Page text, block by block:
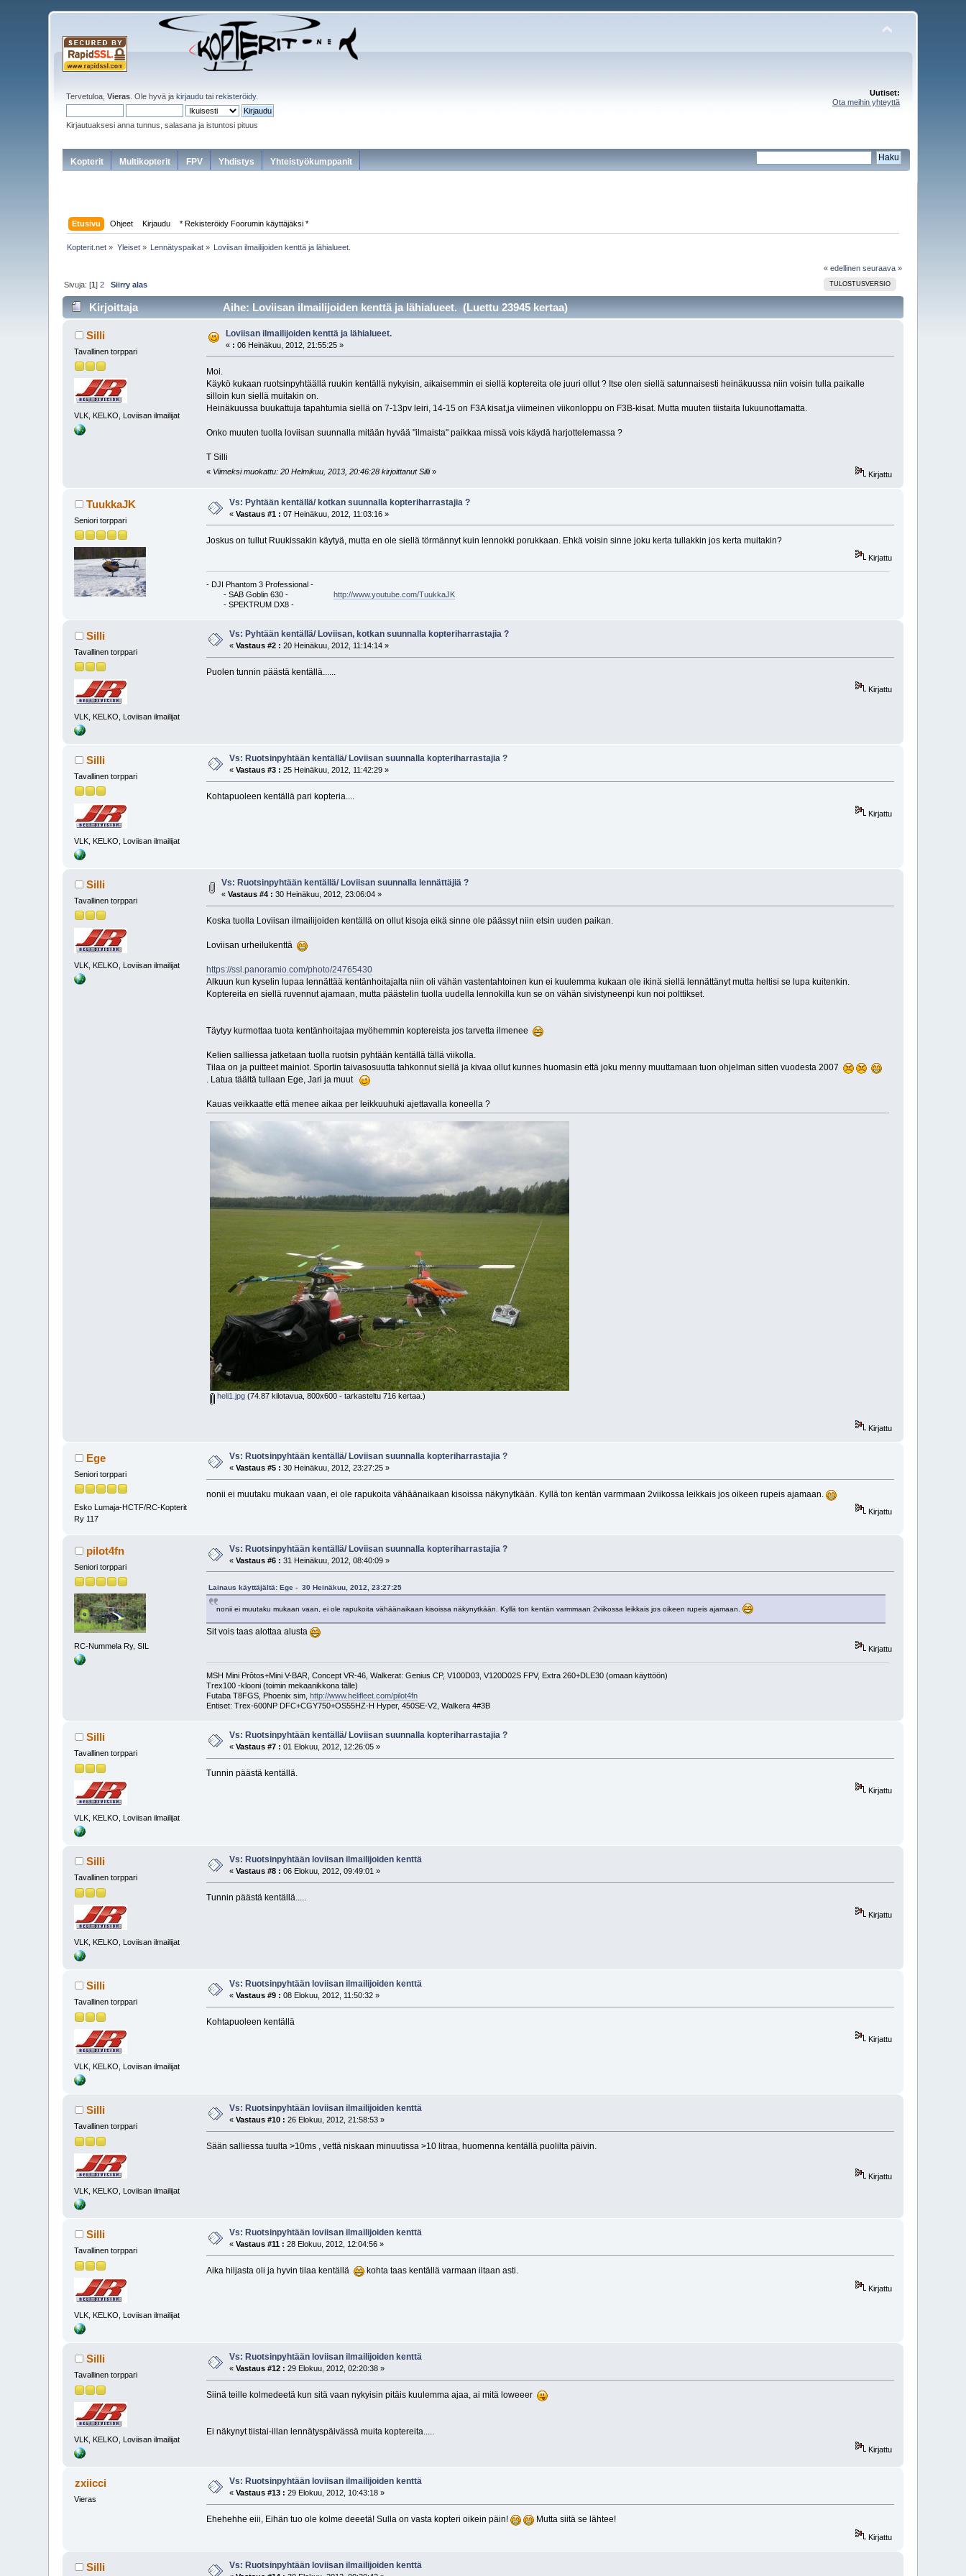
Tervetuloa,Vieras . Ole hyvä jakirjaudu tairekisteröidy.
Kirjautuaksesi anna tunnus, salasana ja istuntosi pituus
Uutiset:
Ota meihin yhteyttä
Kopterit Multikopterit FPV Yhdistys Yhteistyökumppanit
Etusivu Ohjeet Kirjaudu * Rekisteröidy Foorumin käyttäjäksi *
Kopterit.net » Yleiset» Lennätyspaikat » Loviisan ilmailijoiden kenttä ja lähialueet.
« edellinen seuraava »
TULOSTUSVERSIO
Sivuja: [1]2 Siirry alas
Kirjoittaja Aihe: Loviisan ilmailijoiden kenttä ja lähialueet. (Luettu 23945 kertaa)
Silli
Tavallinen torppari
VLK, KELKO, Loviisan ilmailijat
Loviisan ilmailijoiden kenttä ja lähialueet.
« : 06 Heinäkuu, 2012, 21:55:25 »
Moi.
Käykö kukaan ruotsinpyhtäällä ruukin kentällä nykyisin, aikaisemmin ei siellä koptereita ole juuri ollut ? Itse olen siellä satunnaisesti heinäkuussa niin voisin tulla paikalle
silloin kun siellä muitakin on.
Heinäkuussa buukattuja tapahtumia siellä on 7-13pv leiri, 14-15 on F3A kisat,ja viimeinen viikonloppu on F3B-kisat. Mutta muuten tiistaita lukuunottamatta.
Onko muuten tuolla loviisan suunnalla mitään hyvää "ilmaista" paikkaa missä vois käydä harjottelemassa ?
T Silli
« Viimeksi muokattu: 20 Helmikuu, 2013, 20:46:28 kirjoittanut Silli» Kirjattu
TuukkaJK
Seniori torppari
Vs: Pyhtään kentällä/ kotkan suunnalla kopteriharrastajia ?
«Vastaus #1 : 07 Heinäkuu, 2012, 11:03:16 »
Joskus on tullut Ruukissakin käytyä, mutta en ole siellä törmännyt kuin lennokki porukkaan. Ehkä voisin sinne joku kerta tullakkin jos kerta muitakin?
Kirjattu
- DJI Phantom 3 Professional -
- SAB Goblin 630 - http://www.youtube.com/TuukkaJK
- SPEKTRUM DX8 -
Silli
Tavallinen torppari
VLK, KELKO, Loviisan ilmailijat
Vs: Pyhtään kentällä/ Loviisan, kotkan suunnalla kopteriharrastajia ?
«Vastaus #2 : 20 Heinäkuu, 2012, 11:14:14 »
Puolen tunnin päästä kentällä......
Kirjattu
Silli
Tavallinen torppari
VLK, KELKO, Loviisan ilmailijat
Vs: Ruotsinpyhtään kentällä/ Loviisan suunnalla kopteriharrastajia ?
«Vastaus #3 : 25 Heinäkuu, 2012, 11:42:29 »
Kohtapuoleen kentällä pari kopteria....
Kirjattu
Silli
Tavallinen torppari
VLK, KELKO, Loviisan ilmailijat
Vs: Ruotsinpyhtään kentällä/ Loviisan suunnalla lennättäjiä ?
«Vastaus #4 : 30 Heinäkuu, 2012, 23:06:04 »
Koska tuolla Loviisan ilmailijoiden kentällä on ollut kisoja eikä sinne ole päässyt niin etsin uuden paikan.
Loviisan urheilukenttä
https://ssl.panoramio.com/photo/24765430
Alkuun kun kyselin lupaa lennättää kentänhoitajalta niin oli vähän vastentahtoinen kun ei kuulemma kukaan ole ikinä siellä lennättänyt mutta heltisi se lupa kuitenkin.
Koptereita en siellä ruvennut ajamaan, mutta päästelin tuolla uudella lennokilla kun se on vähän sivistyneenpi kun noi polttikset.
Täytyy kurmottaa tuota kentänhoitajaa myöhemmin koptereista jos tarvetta ilmenee
Kelien salliessa jatketaan tuolla ruotsin pyhtään kentällä tällä viikolla.
Tilaa on ja puitteet mainiot. Sportin taivasosuutta tahkonnut siellä ja kivaa ollut kunnes huomasin että joku menny muuttamaan tuon ohjelman sitten vuodesta 2007
. Latua täältä tullaan Ege, Jari ja muut
Kauas veikkaatte että menee aikaa per leikkuuhuki ajettavalla koneella ?
heli1.jpg (74.87 kilotavua, 800x600 - tarkasteltu 716 kertaa.)
Kirjattu
Ege
Seniori torppari
Esko Lumaja-HCTF/RC-Kopterit
Ry 117
Vs: Ruotsinpyhtään kentällä/ Loviisan suunnalla kopteriharrastajia ?
«Vastaus #5 : 30 Heinäkuu, 2012, 23:27:25 »
nonii ei muutaku mukaan vaan, ei ole rapukoita vähäänaikaan kisoissa näkynytkään. Kyllä ton kentän varmmaan 2viikossa leikkais jos oikeen rupeis ajamaan.
Kirjattu
pilot4fn
Seniori torppari
RC-Nummela Ry, SIL
Vs: Ruotsinpyhtään kentällä/ Loviisan suunnalla kopteriharrastajia ?
«Vastaus #6 : 31 Heinäkuu, 2012, 08:40:09 »
Lainaus käyttäjältä: Ege - 30 Heinäkuu, 2012, 23:27:25
nonii ei muutaku mukaan vaan, ei ole rapukoita vähäänaikaan kisoissa näkynytkään. Kyllä ton kentän varmmaan 2viikossa leikkais jos oikeen rupeis ajamaan.
Sit vois taas alottaa alusta
Kirjattu
MSH Mini Prôtos+Mini V-BAR, Concept VR-46, Walkerat: Genius CP, V100D03, V120D02S FPV, Extra 260+DLE30 (omaan käyttöön)
Trex100 -klooni (toimin mekaanikkona tälle)
Futaba T8FGS, Phoenix sim, http://www.helifleet.com/pilot4fn
Entiset: Trex-600NP DFC+CGY750+OS55HZ-H Hyper, 450SE-V2, Walkera 4#3B
Silli
Tavallinen torppari
VLK, KELKO, Loviisan ilmailijat
Vs: Ruotsinpyhtään kentällä/ Loviisan suunnalla kopteriharrastajia ?
«Vastaus #7 : 01 Elokuu, 2012, 12:26:05 »
Tunnin päästä kentällä.
Kirjattu
Silli
Tavallinen torppari
VLK, KELKO, Loviisan ilmailijat
Vs: Ruotsinpyhtään loviisan ilmailijoiden kenttä
«Vastaus #8 : 06 Elokuu, 2012, 09:49:01 »
Tunnin päästä kentällä.....
Kirjattu
Silli
Tavallinen torppari
VLK, KELKO, Loviisan ilmailijat
Vs: Ruotsinpyhtään loviisan ilmailijoiden kenttä
«Vastaus #9 : 08 Elokuu, 2012, 11:50:32 »
Kohtapuoleen kentällä
Kirjattu
Silli
Tavallinen torppari
VLK, KELKO, Loviisan ilmailijat
Vs: Ruotsinpyhtään loviisan ilmailijoiden kenttä
«Vastaus #10 : 26 Elokuu, 2012, 21:58:53 »
Sään salliessa tuulta >10ms , vettä niskaan minuutissa >10 litraa, huomenna kentällä puolilta päivin.
Kirjattu
Silli
Tavallinen torppari
VLK, KELKO, Loviisan ilmailijat
Vs: Ruotsinpyhtään loviisan ilmailijoiden kenttä
«Vastaus #11 : 28 Elokuu, 2012, 12:04:56 »
Aika hiljasta oli ja hyvin tilaa kentällä kohta taas kentällä varmaan iltaan asti.
Kirjattu
Silli
Tavallinen torppari
VLK, KELKO, Loviisan ilmailijat
Vs: Ruotsinpyhtään loviisan ilmailijoiden kenttä
«Vastaus #12 : 29 Elokuu, 2012, 02:20:38 »
Siinä teille kolmedeetä kun sitä vaan nykyisin pitäis kuulemma ajaa, ai mitä loweeer
Ei näkynyt tiistai-illan lennätyspäivässä muita koptereita.....
Kirjattu
zxiicci
Vieras
Vs: Ruotsinpyhtään loviisan ilmailijoiden kenttä
«Vastaus #13 : 29 Elokuu, 2012, 10:43:18 »
Ehehehhe eiii, Eihän tuo ole kolme deeetä! Sulla on vasta kopteri oikein päin! Mutta siitä se lähtee!
Kirjattu
Silli Vs: Ruotsinpyhtään loviisan ilmailijoiden kenttä